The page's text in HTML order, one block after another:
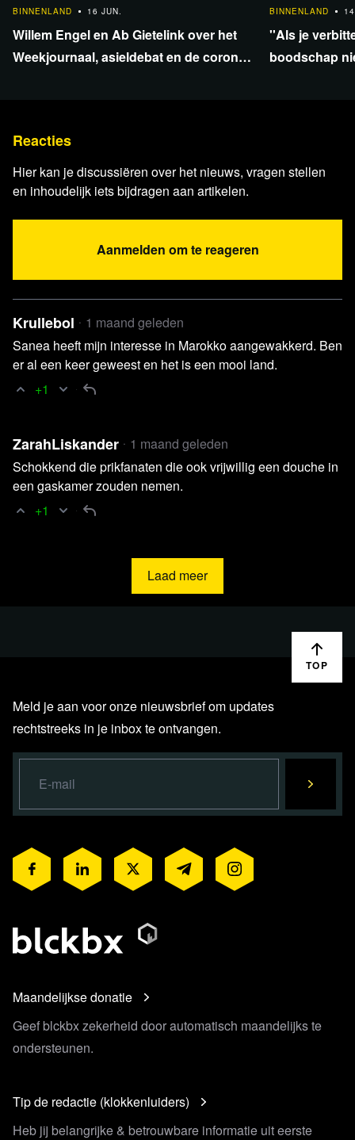
Video Omroep Gelderland,
60-plussers in de rij voor
nog een herhaalprik tegen corona
Video,Corona commissie 'bekend' met oversterfte
Deze uitzending is ook als
Lees 9 reacties
BINNENLAND
16 JUN.
Willem Engel en Ab Gietelink over het
Weekjournaal, asieldebat en de corona-
BINNENLAND
''Als je
boodschap
Reacties
Hier kan je discussiëren over het nieuws, vragen stellen
en inhoudelijk iets bijdragen aan artikelen.
Aanmelden om te reageren
Krullebol
1 maand geleden
Sanea heeft mijn interesse in Marokko aangewakkerd. Ben
er al een keer geweest en het is een mooi land.
+1
ZarahLiskander
1 maand geleden
Schokkend die prikfanaten die ook vrijwillig een douche in
een gaskamer zouden nemen.
+1
Laad meer
TOP
Meld je aan voor onze nieuwsbrief om updates
rechtstreeks in je inbox te ontvangen.
Maandelijkse donatie
Geef blckbx zekerheid door automatisch maandelijks te
ondersteunen.
Tip de redactie (klokkenluiders)
Heb jij belangrijke & betrouwbare informatie uit eerste